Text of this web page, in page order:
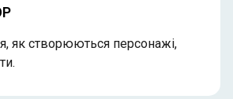
як створюються персонажі,